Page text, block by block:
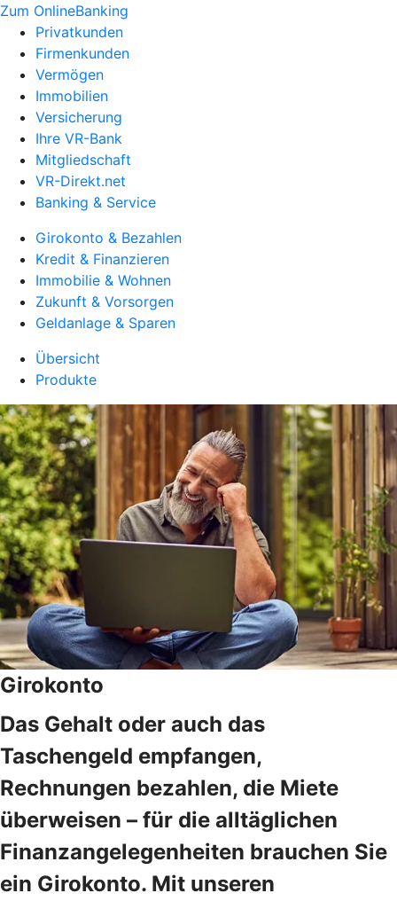
Zum OnlineBanking
Privatkunden
Firmenkunden
Vermögen
Immobilien
Versicherung
Ihre VR-Bank
Mitgliedschaft
VR-Direkt.net
Banking & Service
Girokonto & Bezahlen
Kredit & Finanzieren
Immobilie & Wohnen
Zukunft & Vorsorgen
Geldanlage & Sparen
Übersicht
Produkte
Girokonto
Das Gehalt oder auch das
Taschengeld empfangen,
Rechnungen bezahlen, die Miete
überweisen – für die alltäglichen
Finanzangelegenheiten brauchen Sie
ein Girokonto. Mit unseren